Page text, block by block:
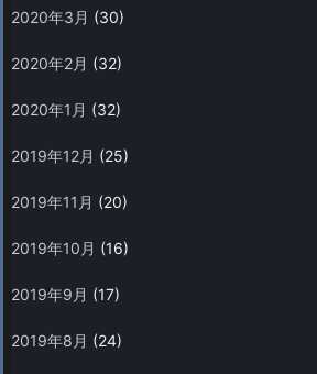
2020年3月 (30)
2020年2月 (32)
2020年1月 (32)
2019年12月 (25)
2019年11月 (20)
2019年10月 (16)
2019年9月 (17)
2019年8月 (24)